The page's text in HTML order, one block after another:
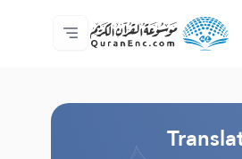
Home
Index of Translations
Audio
Developers'
About
Contact Us
Language